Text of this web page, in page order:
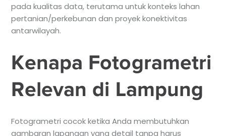
pada kualitas data, terutama untuk konteks lahan
pertanian/perkebunan dan proyek konektivitas
antarwilayah.
Kenapa Fotogrametri
Relevan di Lampung
Fotogrametri cocok ketika Anda membutuhkan
gambaran lapangan yang detail tanpa harus